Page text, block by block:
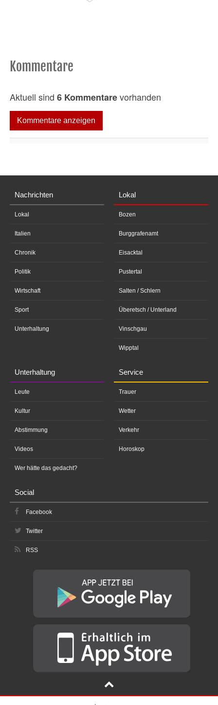
Kommentare
Aktuell sind 6 Kommentarevorhanden
Kommentare anzeigen
Nachrichten
Lokal
Italien
Chronik
Politik
Wirtschaft
Sport
Unterhaltung
Lokal
Bozen
Burggrafenamt
Eisacktal
Pustertal
Salten / Schlern
Überetsch / Unterland
Vinschgau
Wipptal
Unterhaltung
Leute
Kultur
Abstimmung
Videos
Wer hätte das gedacht?
Service
Trauer
Wetter
Verkehr
Horoskop
Social
Facebook
Twitter
RSS